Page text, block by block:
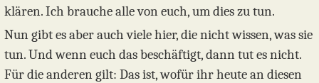
klären. Ich brauche alle von euch, um dies zu tun.
Nun gibt es aber auch viele hier, die nicht wissen, was sie
tun. Und wenn euch das beschäftigt, dann tut es nicht.
Für die anderen gilt: Das ist, wofür ihr heute an diesen